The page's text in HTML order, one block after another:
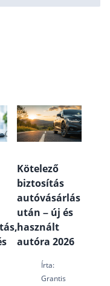
Kötelező
biztosítás
autóvásárlás
után – új és
használt
autóra 2026
Írta:
Grantis